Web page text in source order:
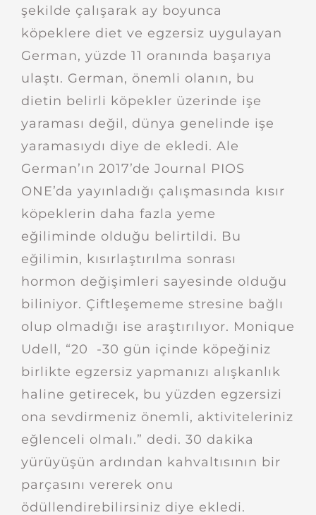
şekilde çalışarak ay boyunca
köpeklere diet ve egzersiz uygulayan
German, yüzde 11 oranında başarıya
ulaştı. German, önemli olanın, bu
dietin belirli köpekler üzerinde işe
yaraması değil, dünya genelinde işe
yaramasıydı diye de ekledi. Ale
German’ın 2017’de Journal PIOS
ONE’da yayınladığı çalışmasında kısır
köpeklerin daha fazla yeme
eğiliminde olduğu belirtildi. Bu
eğilimin, kısırlaştırılma sonrası
hormon değişimleri sayesinde olduğu
biliniyor. Çiftleşememe stresine bağlı
olup olmadığı ise araştırılıyor. Monique
Udell, “20 -30 gün içinde köpeğiniz
birlikte egzersiz yapmanızı alışkanlık
haline getirecek, bu yüzden egzersizi
ona sevdirmeniz önemli, aktiviteleriniz
eğlenceli olmalı.” dedi. 30 dakika
yürüyüşün ardından kahvaltısının bir
parçasını vererek onu
ödüllendirebilirsiniz diye ekledi.